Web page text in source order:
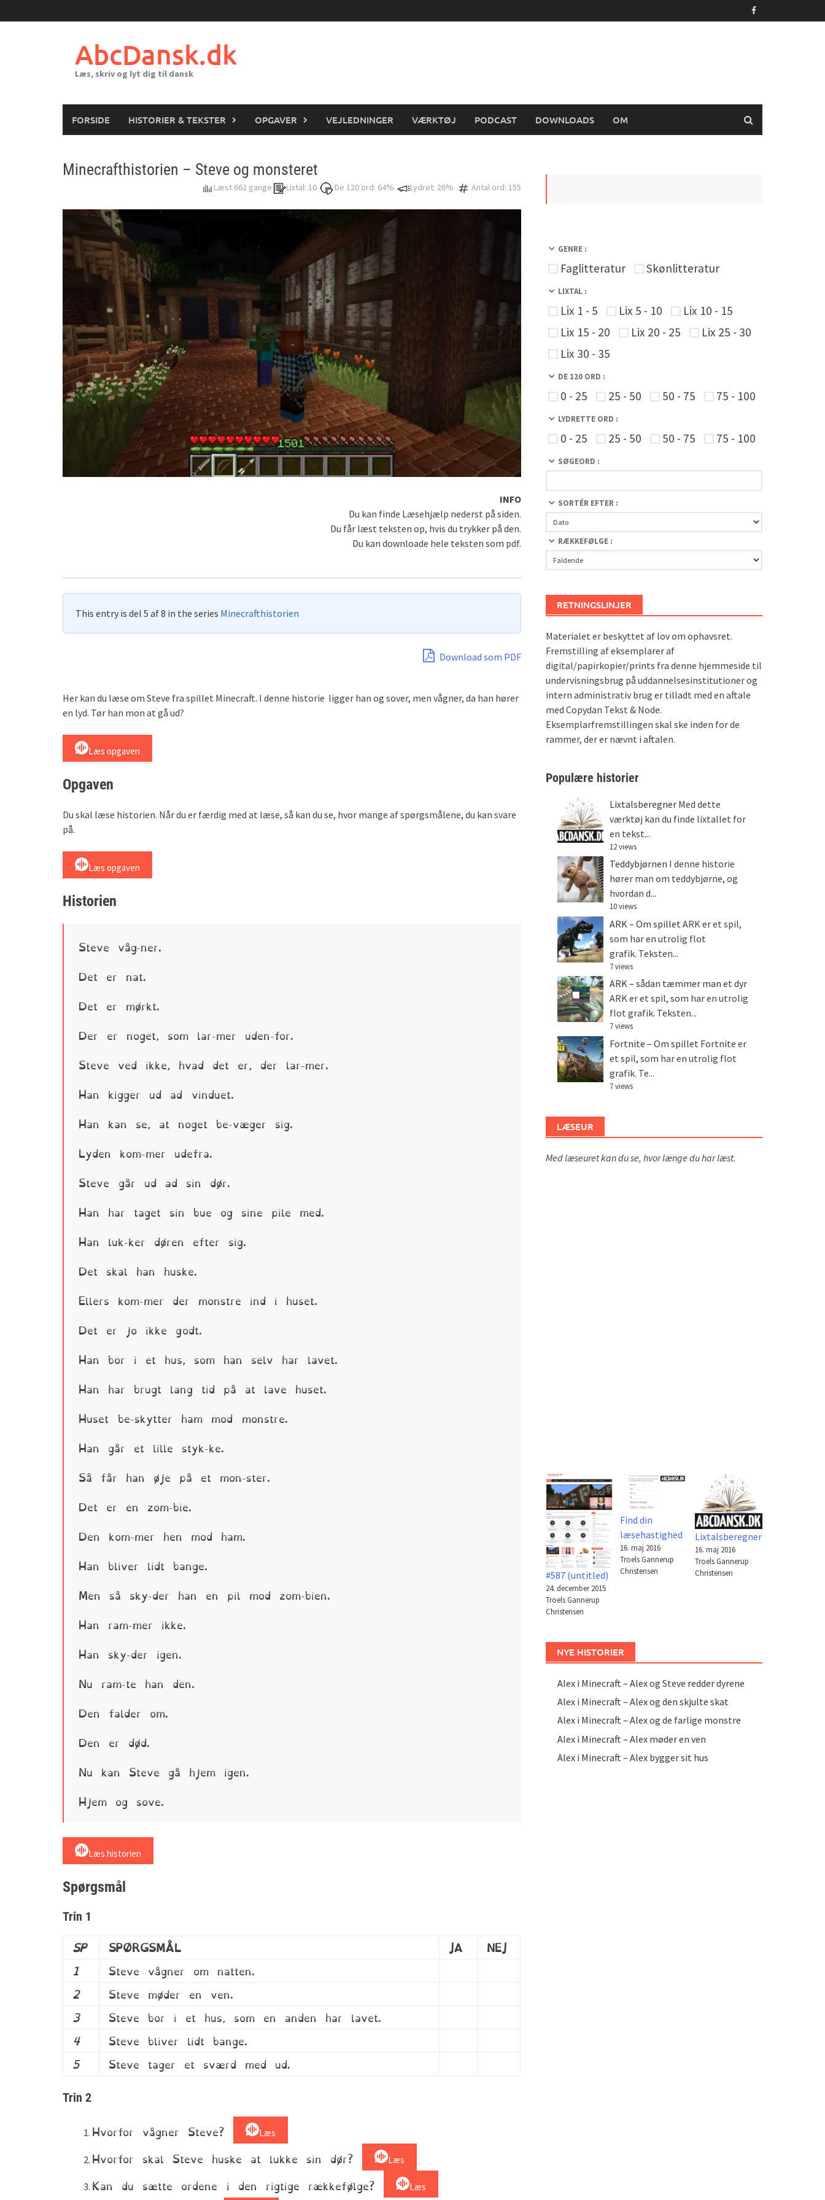
to
AbcDansk.dk
Læs, skriv og lyt dig til dansk
FORSIDE HISTORIER & TEKSTER OPGAVER VEJLEDNINGER VÆRKTØJ PODCAST DOWNLOADS OM
Minecrafthistorien – Steve og monsteret
Læst 662 gange Lixtal: 10 De 120 ord: 64% Lydret: 26% Antal ord: 155
INFO
Du kan finde Læsehjælp nederst på siden.
Du får læst teksten op, hvis du trykker på den.
Du kan downloade hele teksten som pdf.
This entry is del 5 af 8 in the series Minecrafthistorien
Download som PDF
Her kan du læse om Steve fra spillet Minecraft. I denne historie ligger han og sover, men vågner, da han hører
en lyd. Tør han mon at gå ud?
Læs opgaven
Opgaven
Du skal læse historien. Når du er færdig med at læse, så kan du se, hvor mange af spørgsmålene, du kan svare
på.
Læs opgaven
Historien
Steve våg-ner.
Det er nat.
Det er mørkt.
Der er noget, som lar-mer uden-for.
Steve ved ikke, hvad det er, der lar-mer.
Han kigger ud ad vinduet.
Han kan se, at noget be-væger sig.
Lyden kom-mer udefra.
Steve går ud ad sin dør.
Han har taget sin bue og sine pile med.
Han luk-ker døren efter sig.
Det skal han huske.
Ellers kom-mer der monstre ind i huset.
Det er jo ikke godt.
Han bor i et hus, som han selv har lavet.
Han har brugt lang tid på at lave huset.
Huset be-skytter ham mod monstre.
Han går et lille styk-ke.
Så får han øje på et mon-ster.
Det er en zom-bie.
Den kom-mer hen mod ham.
Han bliver lidt bange.
Men så sky-der han en pil mod zom-bien.
Han ram-mer ikke.
Han sky-der igen.
Nu ram-te han den.
Den falder om.
Den er død.
Nu kan Steve gå hjem igen.
Hjem og sove.
Læs historien
Spørgsmål
Trin 1
SP SPØRGSMÅL JA
NEJ
1
Steve vågner om natten.
2
Steve møder en ven.
3
Steve bor i et hus, som en anden har lavet.
4
Steve bliver lidt bange.
5
Steve tager et sværd med ud.
Trin 2
Hvorfor vågner Steve? Læs
Hvorfor skal Steve huske at lukke sin dør? Læs
Kan du sætte ordene i den rigtige rækkefølge? Læs
GENRE :
Faglitteratur Skønlitteratur
LIXTAL :
Lix 1 - 5 Lix 5 - 10
Lix 10 - 15
Lix 15 - 20
Lix 20 - 25
Lix 25 - 30
Lix 30 - 35
DE 120 ORD :
0 - 25 25 - 50 50 - 75 75 - 100
LYDRETTE ORD :
0 - 25 25 - 50 50 - 75 75 - 100
SØGEORD :
SORTÉR EFTER :
RÆKKEFØLGE :
RETNINGSLINJER
Materialet er beskyttet af lov om ophavsret.
Fremstilling af eksemplarer af
digital/papirkopier/prints fra denne hjemmeside til
undervisningsbrug på uddannelsesinstitutioner og
intern administrativ brug er tilladt med en aftale
med Copydan Tekst & Node.
Eksemplarfremstillingen skal ske inden for de
rammer, der er nævnt i aftalen.
Populære historier
Lixtalsberegner Med dette
værktøj kan du finde lixtallet for
en tekst...
12 views
Teddybjørnen I denne historie
hører man om teddybjørne, og
hvordan d...
10 views
ARK – Om spillet ARK er et spil,
som har en utrolig flot
grafik. Teksten...
7 views
ARK – sådan tæmmer man et dyr
ARK er et spil, som har en utrolig
flot grafik. Teksten...
7 views
Fortnite – Om spillet Fortnite er
et spil, som har en utrolig flot
grafik. Te...
7 views
LÆSEUR
Med læseuret kan du se, hvor længe du har læst.
#587 (untitled)
24. december 2015
Find din
læsehastighed
16. maj 2016
Lixtalsberegner
16. maj 2016
Alex i Minecraft – Alex og Steve redder dyrene
Alex i Minecraft – Alex og den skjulte skat
Alex i Minecraft – Alex og de farlige monstre
Alex i Minecraft – Alex møder en ven